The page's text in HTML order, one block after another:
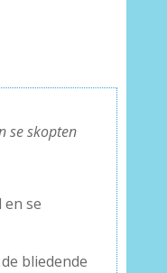
se skopten
se
bliedende